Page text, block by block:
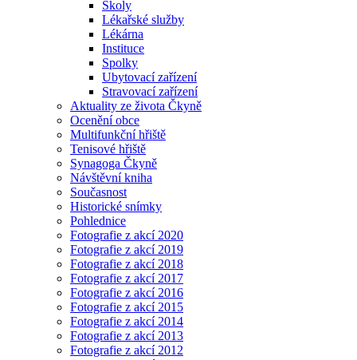
Školy
Lékařské služby
Lékárna
Instituce
Spolky
Ubytovací zařízení
Stravovací zařízení
Aktuality ze života Čkyně
Ocenění obce
Multifunkční hřiště
Tenisové hřiště
Synagoga Čkyně
Návštěvní kniha
Současnost
Historické snímky
Pohlednice
Fotografie z akcí 2020
Fotografie z akcí 2019
Fotografie z akcí 2018
Fotografie z akcí 2017
Fotografie z akcí 2016
Fotografie z akcí 2015
Fotografie z akcí 2014
Fotografie z akcí 2013
Fotografie z akcí 2012